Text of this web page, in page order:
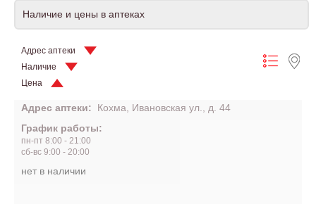
Наличие и цены в аптеках
Адрес аптеки
Наличие
Цена
Адрес аптеки:
Кохма, Ивановская ул., д. 44
График работы:
пн-пт 8:00 - 21:00
сб-вс 9:00 - 20:00
нет в наличии